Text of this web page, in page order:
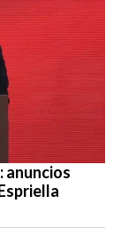
anuncios